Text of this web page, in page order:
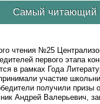
Самый читающий
чтения №25
первого этапа
в рамках Года
участие
получили
Андрей Валерьевич,